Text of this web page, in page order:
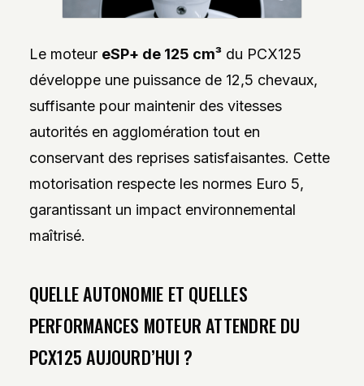
Le moteur eSP+ de 125 cm³ du PCX125
développe une puissance de 12,5 chevaux,
suffisante pour maintenir des vitesses
autorités en agglomération tout en
conservant des reprises satisfaisantes. Cette
motorisation respecte les normes Euro 5,
garantissant un impact environnemental
maîtrisé.
QUELLE AUTONOMIE ET QUELLES
PERFORMANCES MOTEUR ATTENDRE DU
PCX125 AUJOURD’HUI ?